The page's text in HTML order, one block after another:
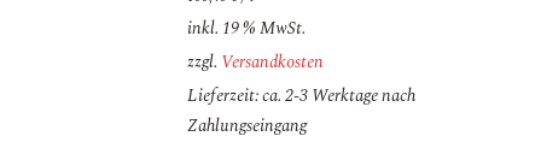
inkl. 19 % MwSt.
zzgl. Versandkosten
Lieferzeit: ca. 2-3 Werktage nach
Zahlungseingang